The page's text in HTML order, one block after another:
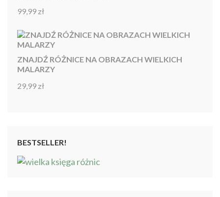
Oceniono
99,99 zł
ZNAJDŹ RÓŻNICE NA OBRAZACH WIELKICH
MALARZY
Oceniono
29,99 zł
BESTSELLER!